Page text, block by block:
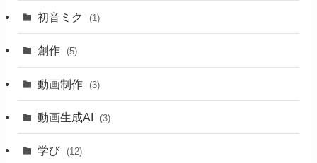
初音ミク (1)
創作 (5)
動画制作 (3)
動画生成AI (3)
学び (12)